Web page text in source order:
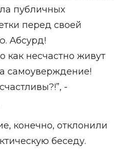
публичных
перед своей
Абсурд!
как несчастно живут
-
конечно, отклонили
беседу.